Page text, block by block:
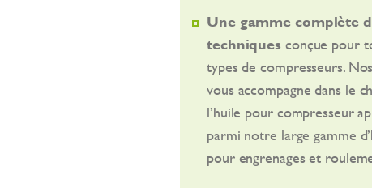
Une gamme complète
techniques conçue pour
types de compresseurs.
vous accompagne dans le
l’huile pour compresseur
parmi notre large gamme
pour engrenages et